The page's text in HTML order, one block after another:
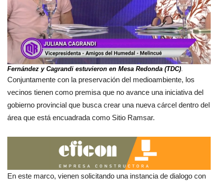
Fernández y Cagrandi estuvieron en Mesa Redonda (TDC)
Conjuntamente con la preservación del medioambiente, los
vecinos tienen como premisa que no avance una iniciativa del
gobierno provincial que busca crear una nueva cárcel dentro del
área que está encuadrada como Sitio Ramsar.
En este marco, vienen solicitando una instancia de dialogo con